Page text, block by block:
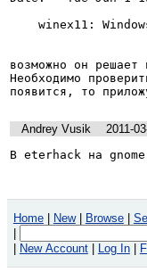
возможно он решает
Необходимо
появится, то
Andrey Vusik
2011-
В eterhack на gnome
Home New Browse
New Account Log In